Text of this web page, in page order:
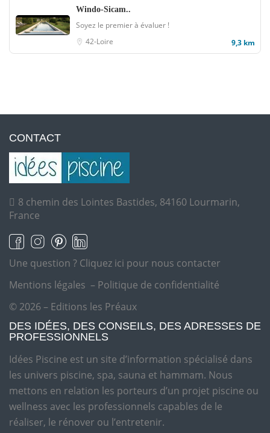
Windo-Sicam..
Soyez le premier à évaluer !
42-Loire
9,3 km
CONTACT
8 chemin des Lointes Bastides, 84160 Lourmarin,
France
Une question ? Cliquez ici pour nous contacter
Mentions légales – Politique de confidentialité
© 2026 – Editions les Préaux
DES IDÉES, DES CONSEILS, DES ADRESSES DE
PROFESSIONNELS
Idées Piscine est un site d’information spécialisé dans
les univers piscine, spa, sauna et hammam. Nous
mettons en relation les porteurs d’un projet piscine ou
wellness avec les professionnels capables de le
réaliser, le rénover ou l’entretenir.